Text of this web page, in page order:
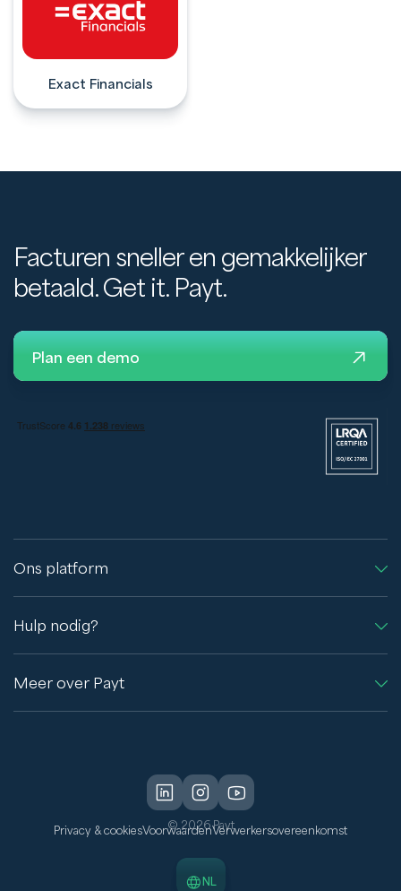
Exact Financials
Facturen sneller en gemakkelijker
betaald. Get it. Payt.
Plan een demo
Ons platform
Hulp nodig?
Meer over Payt
© 2026 Payt
Privacy & cookiesVoorwaardenVerwerkersovereenkomst
NL